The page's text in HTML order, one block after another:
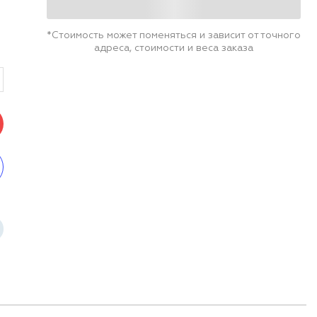
*Стоимость может поменяться и зависит от точного
адреса, стоимости и веса заказа